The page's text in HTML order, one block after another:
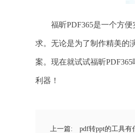
福昕PDF365是一个方便
求。无论是为了制作精美的
案。现在就试试福昕
利器！
上一篇: pdf转ppt的工具有